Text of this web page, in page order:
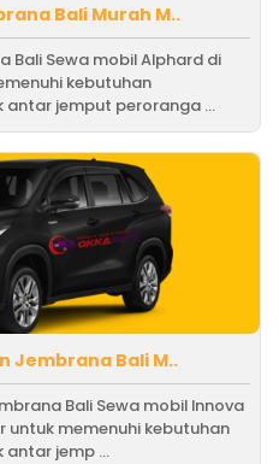
Bali Murah M..
Bali Sewa mobil Alphard di
kebutuhan
jemput peroranga ...
Jembrana Bali M..
Bali Sewa mobil Innova
untuk memenuhi kebutuhan
jemp ...